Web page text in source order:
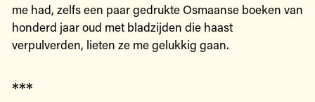
me had, zelfs een paar gedrukte Osmaanse boeken van
honderd jaar oud met bladzijden die haast
verpulverden, lieten ze me gelukkig gaan.
***